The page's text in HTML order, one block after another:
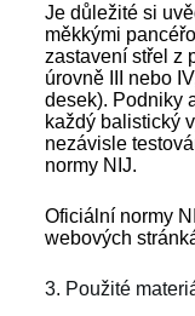
Je důležité si
měkkými
zastavení střel z
úrovně III nebo
desek). Podniky
každý balistický
nezávisle
normy NIJ.
Oficiální normy
webových
3. Použité